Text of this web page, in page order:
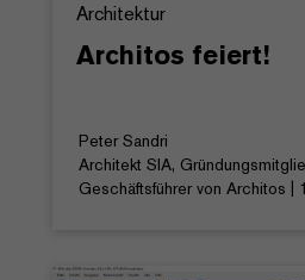
Architektur
Architos feiert!
Peter Sandri
Architekt SIA,
Geschäftsführer von Architos |